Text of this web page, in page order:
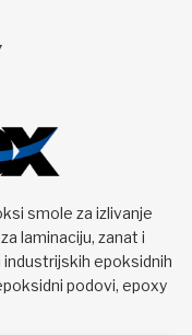
smole za izlivanje
laminaciju, zanat i
epoksidnih
podovi, epoxy